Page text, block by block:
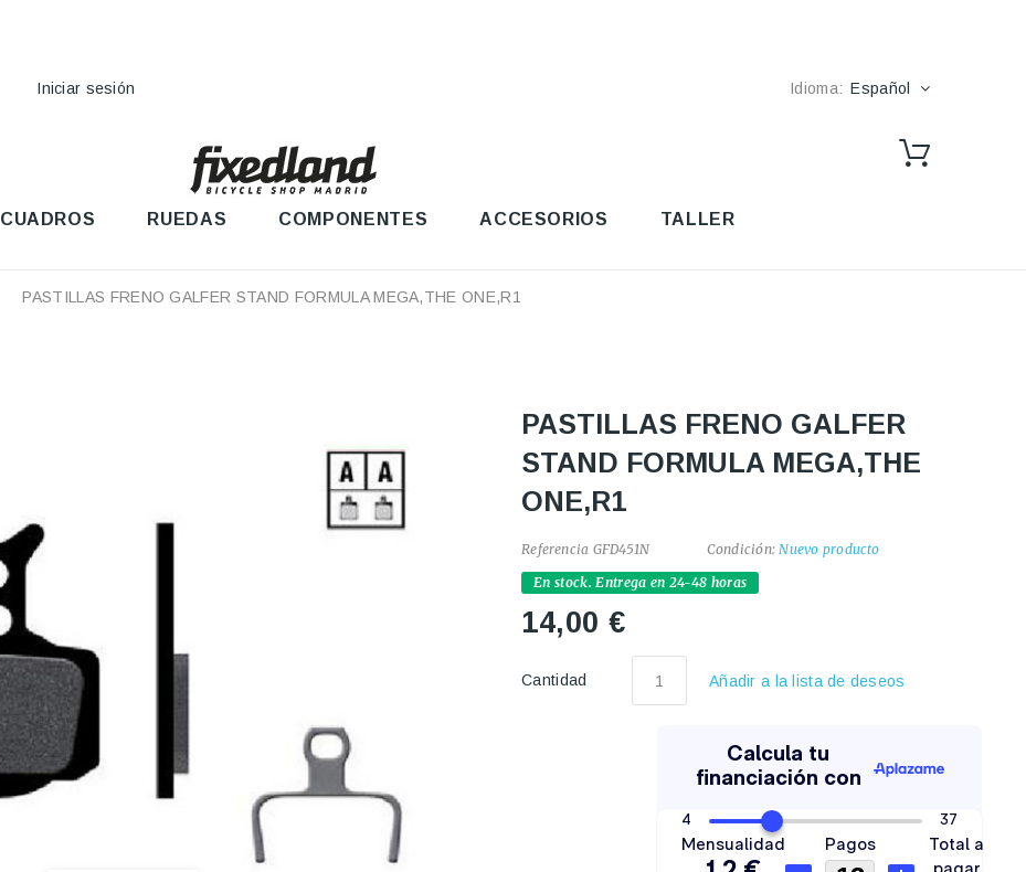
Iniciar sesión Idioma: Español
CUADROS RUEDAS COMPONENTES ACCESORIOS TALLER
PASTILLAS FRENO GALFER STAND FORMULA MEGA,THE ONE,R1
PASTILLAS FRENO GALFER
STAND FORMULA MEGA,THE
ONE,R1
Referencia GFD451N Condición: Nuevo producto
En stock. Entrega en 24-48 horas
14,00 €
Cantidad Añadir a la lista de deseos